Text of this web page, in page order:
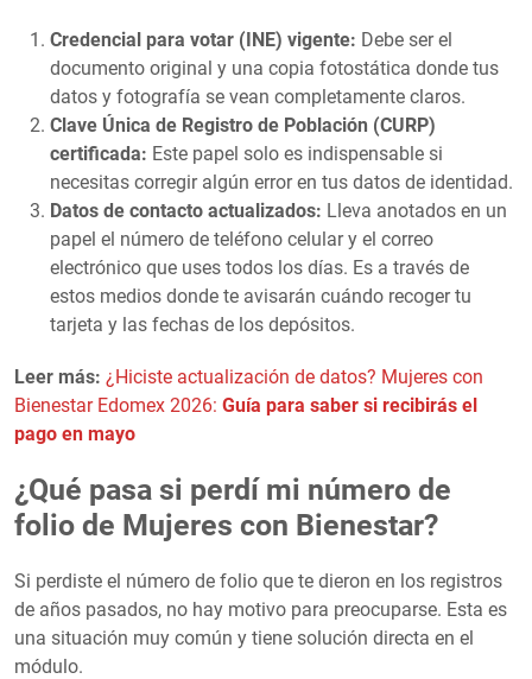
Credencial para votar (INE) vigente: Debe ser el
documento original y una copia fotostática donde tus
datos y fotografía se vean completamente claros.
Clave Única de Registro de Población (CURP)
certificada: Este papel solo es indispensable si
necesitas corregir algún error en tus datos de identidad.
Datos de contacto actualizados: Lleva anotados en un
papel el número de teléfono celular y el correo
electrónico que uses todos los días. Es a través de
estos medios donde te avisarán cuándo recoger tu
tarjeta y las fechas de los depósitos.
Leer más: ¿Hiciste actualización de datos? Mujeres con
Bienestar Edomex 2026: Guía para saber si recibirás el
pago en mayo
¿Qué pasa si perdí mi número de
folio de Mujeres con Bienestar?
Si perdiste el número de folio que te dieron en los registros
de años pasados, no hay motivo para preocuparse. Esta es
una situación muy común y tiene solución directa en el
módulo.